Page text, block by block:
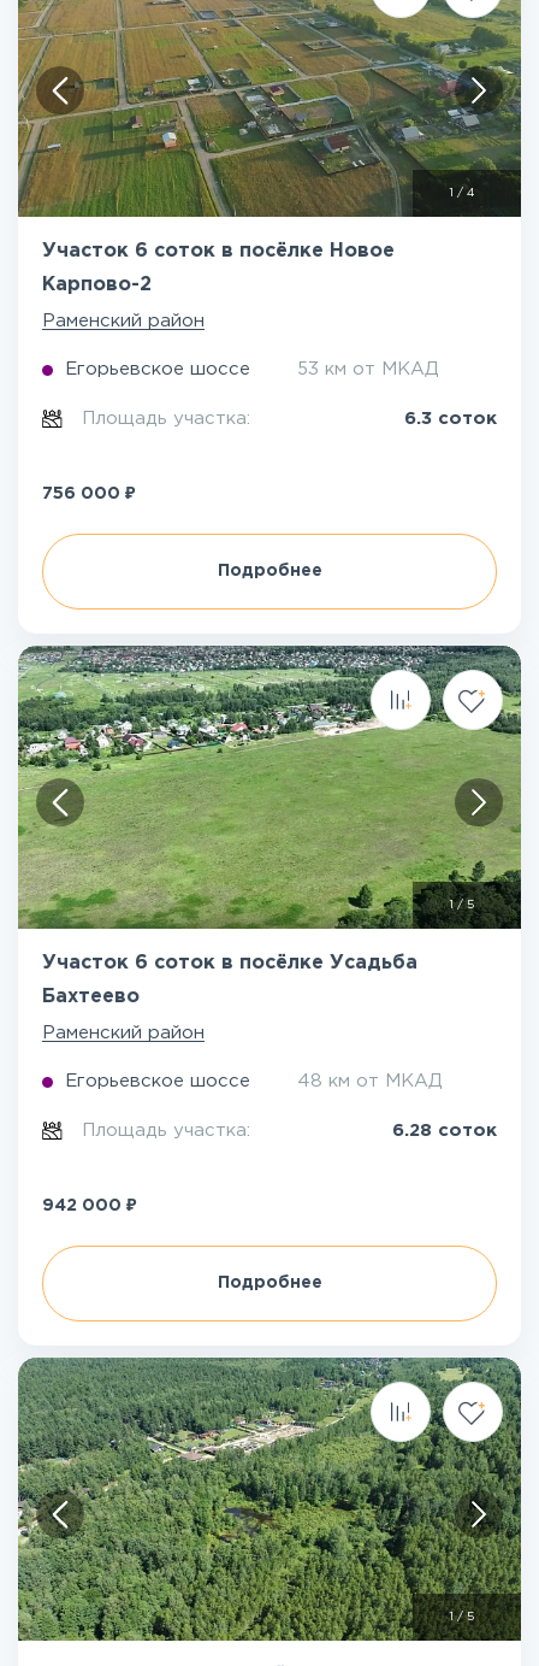
/ 4
Участок 6 соток в посёлке Новое
Карпово-2
Раменский район
Егорьевское шоссе 53 км от МКАД
Площадь участка: 6.3 соток
756 000 ₽
Подробнее
1/ 5
Участок 6 соток в посёлке Усадьба
Бахтеево
Раменский район
Егорьевское шоссе 48 км от МКАД
Площадь участка: 6.28 соток
942 000 ₽
Подробнее
1/5